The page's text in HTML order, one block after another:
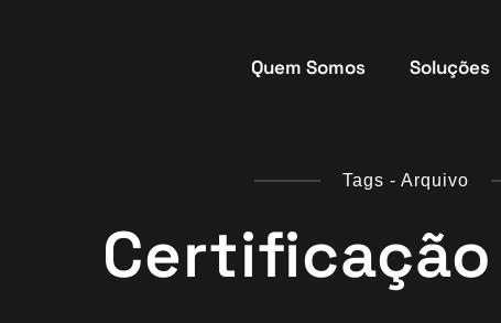
Quem Somos Soluções
Tags - Arquivo
Certificação